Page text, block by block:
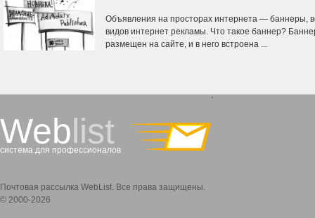
Объявления на просторах интернета — баннеры,
видов интернет рекламы. Что такое баннер?
размещен на сайте, и в него встроена ...
Weblist
система для профессионалов
`
Почтовая рассылка WebList. Все права защищены.
© 2000-2026